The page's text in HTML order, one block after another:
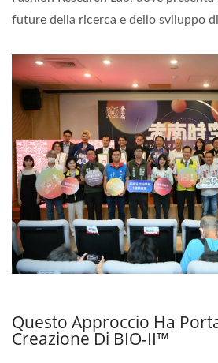
future della ricerca e dello sviluppo di
Questo Approccio Ha
Creazione Di BIO-II™